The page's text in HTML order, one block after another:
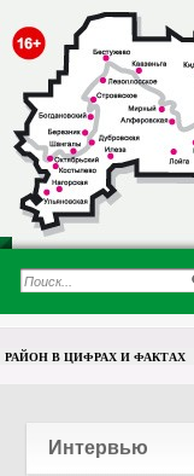
РАЙОН В ЦИФРАХ И ФАКТАХ
Интервью